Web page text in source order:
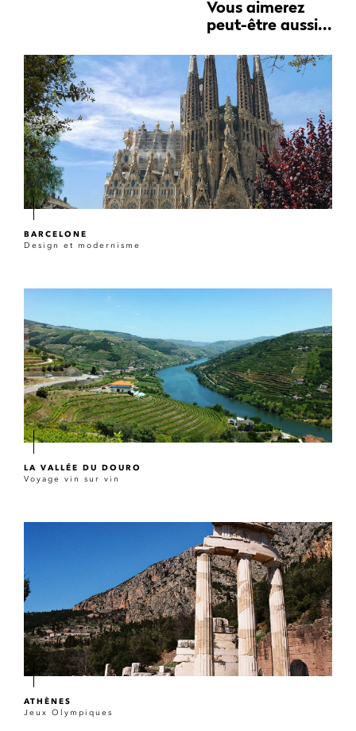
Vous aimerez
peut-être aussi...
BARCELONE
Design et modernisme
LA VALLÉE DU DOURO
Voyage vin sur vin
ATHÈNES
Jeux Olympiques